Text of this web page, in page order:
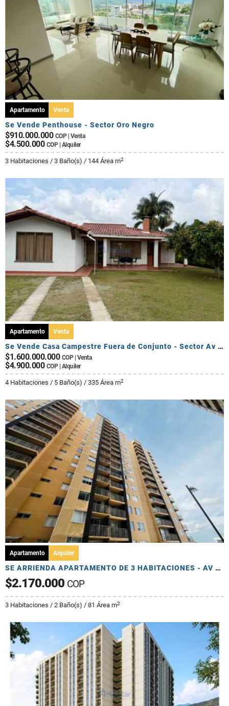
Apartamento Venta
Se Vende Penthouse - Sector Oro Negro
$910.000.000 COP | Venta
$4.500.000 COP | Alquiler
3 Habitaciones / 3 Baño(s) / 144 Área m2
Apartamento Venta
Se Vende Casa Campestre Fuera de Conjunto - Sector Av Centenario
$1.600.000.000 COP | Venta
$4.900.000 COP | Alquiler
4 Habitaciones / 5 Baño(s) / 335 Área m2
Apartamento Alquiler
SE ARRIENDA APARTAMENTO DE 3 HABITACIONES - AV 19 NORTE
$2.170.000 COP
3 Habitaciones / 2 Baño(s) / 81 Área m2